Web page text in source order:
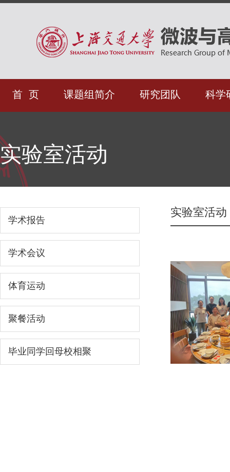
首 页 课题组简介 研究团队 科学
实验室活动
学术报告
学术会议
体育运动
聚餐活动
毕业同学回母校相聚
实验室活动